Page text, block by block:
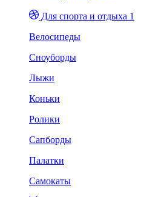
Для спорта и отдыха 1
Велосипеды
Сноуборды
Лыжи
Коньки
Ролики
Сапборды
Палатки
Самокаты